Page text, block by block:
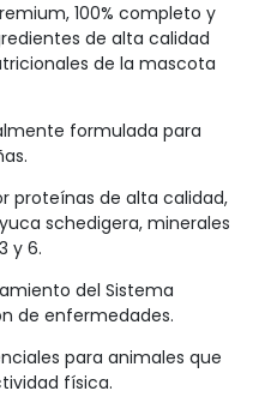
100% completo y
de alta calidad
de la mascota
formulada para
proteínas de alta calidad,
schedigera, minerales
y 6.
del Sistema
de enfermedades.
para animales que
física.